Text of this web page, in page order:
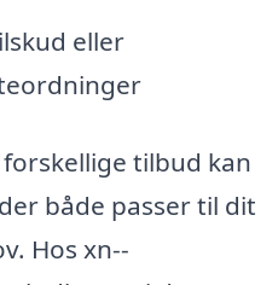
eller
tilbud kan
både passer til dit
Hos xn--